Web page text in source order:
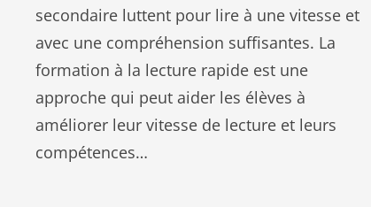
secondaire luttent pour lire à une vitesse et
avec une compréhension suffisantes. La
formation à la lecture rapide est une
approche qui peut aider les élèves à
améliorer leur vitesse de lecture et leurs
compétences…